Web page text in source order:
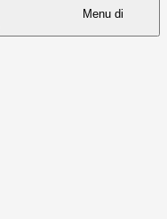
Menu di